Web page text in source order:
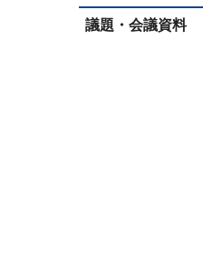
議題・会議資料